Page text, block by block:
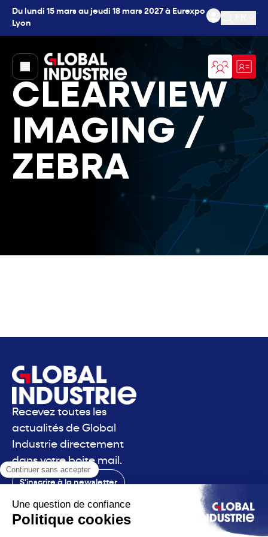
Du lundi 15 mars au jeudi 18 mars 2027 à Eurexpo
Lyon
Ouvrir
page.home
CLEARVIEW
IMAGING /
ZEBRA
Recevez toutes les
actualités de Global
Industrie directement
dans votre boite mail.
S'inscrire à la newsletter